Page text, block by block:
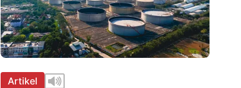
Artikel